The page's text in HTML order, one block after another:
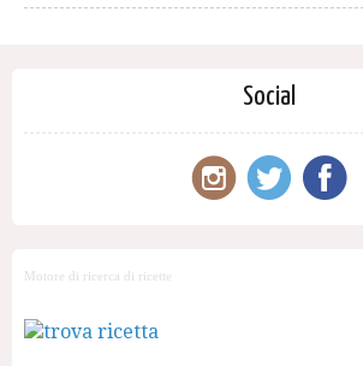
Social
Motore di ricerca di ricette